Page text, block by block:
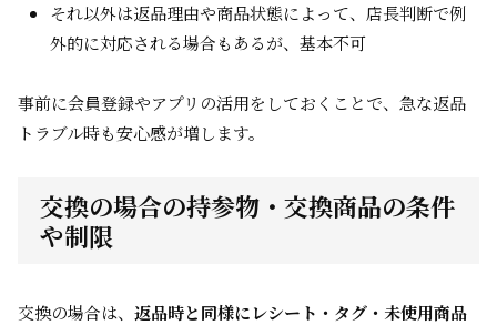
それ以外は返品理由や商品状態によって、店長判断で例
外的に対応される場合もあるが、基本不可
事前に会員登録やアプリの活用をしておくことで、急な返品
トラブル時も安心感が増します。
交換の場合の持参物・交換商品の条件
や制限
交換の場合は、 返品時と同様にレシート・タグ・未使用商品